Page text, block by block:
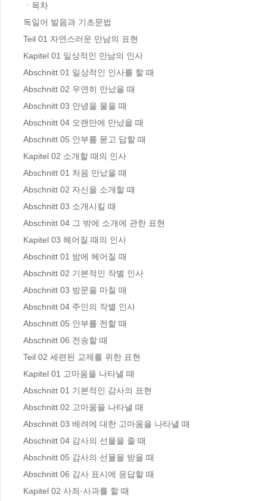
ㆍ목차
독일어 발음과 기초문법
Teil 01 자연스러운 만남의 표현
Kapitel 01 일상적인 만남의 인사
Abschnitt 01 일상적인 인사를 할 때
Abschnitt 02 우연히 만났을 때
Abschnitt 03 안녕을 물을 때
Abschnitt 04 오랜만에 만났을 때
Abschnitt 05 안부를 묻고 답할 때
Kapitel 02 소개할 때의 인사
Abschnitt 01 처음 만났을 때
Abschnitt 02 자신을 소개할 때
Abschnitt 03 소개시킬 때
Abschnitt 04 그 밖에 소개에 관한 표현
Kapitel 03 헤어질 때의 인사
Abschnitt 01 밤에 헤어질 때
Abschnitt 02 기본적인 작별 인사
Abschnitt 03 방문을 마칠 때
Abschnitt 04 주인의 작별 인사
Abschnitt 05 안부를 전할 때
Abschnitt 06 전송할 때
Teil 02 세련된 교제를 위한 표현
Kapitel 01 고마움을 나타낼 때
Abschnitt 01 기본적인 감사의 표현
Abschnitt 02 고마움을 나타낼 때
Abschnitt 03 배려에 대한 고마움을 나타낼 때
Abschnitt 04 감사의 선물을 줄 때
Abschnitt 05 감사의 선물을 받을 때
Abschnitt 06 감사 표시에 응답할 때
Kapitel 02 사죄·사과를 할 때